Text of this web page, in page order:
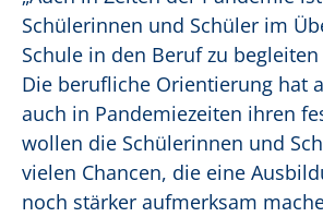
Schülerinnen und Schüler im
Schule in den Beruf zu
Die berufliche Orientierung hat
auch in Pandemiezeiten ihren
wollen die Schülerinnen und
vielen Chancen, die eine
noch stärker aufmerksam